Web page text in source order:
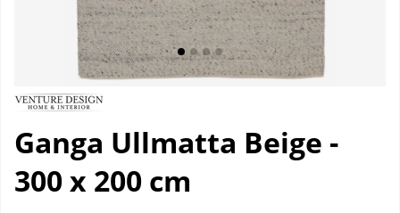
Ganga Ullmatta Beige -
300 x 200 cm